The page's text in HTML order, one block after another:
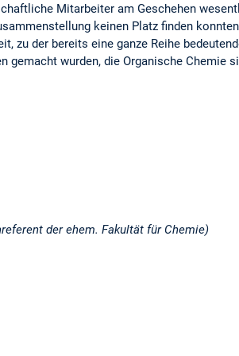
Mitarbeiter am Geschehen
keinen Platz finden
zu der bereits eine ganze Reihe
gemacht wurden, die Organische Chemie
der ehem. Fakultät für Chemie)